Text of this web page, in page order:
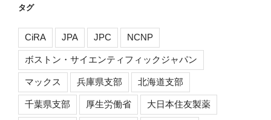
ブ
タグ
CiRA JPA JPC NCNP
ボストン・サイエンティフィックジャパン
マックス 兵庫県支部 北海道支部
千葉県支部 厚生労働省 大日本住友製薬